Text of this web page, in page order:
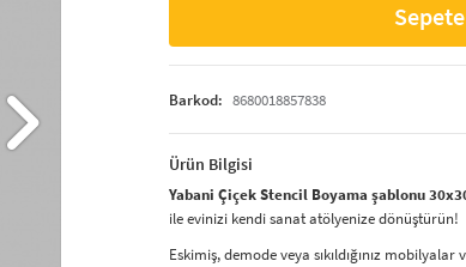
Barkod: 8680018857838
Ürün Bilgisi
Yabani Çiçek Stencil Boyama şablonu
ile evinizi kendi sanat atölyenize dönüştürün!
Eskimiş, demode veya sıkıldığınız